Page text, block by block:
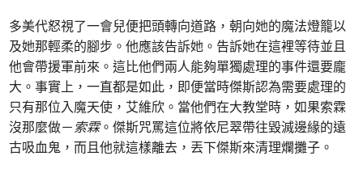
多美代怒視了一會兒便把頭轉向道路，朝向她的魔法燈籠以
及她那輕柔的腳步。他應該告訴她。告訴她在這裡等待並且
他會帶援軍前來。這比他們兩人能夠單獨處理的事件還要龐
大。事實上，一直都是如此，即便當時傑斯認為需要處理的
只有那位入魔天使，艾維欣。當他們在大教堂時，如果索霖
沒那麼做－索霖。傑斯咒罵這位將依尼翠帶往毀滅邊緣的遠
古吸血鬼，而且他就這樣離去，丟下傑斯來清理爛攤子。